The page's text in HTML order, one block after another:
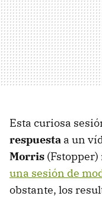
Esta curiosa
respuesta a un
Morris
una sesión de
obstante, los